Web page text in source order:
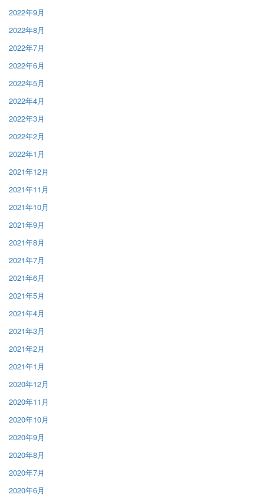
2022年9月
2022年8月
2022年7月
2022年6月
2022年5月
2022年4月
2022年3月
2022年2月
2022年1月
2021年12月
2021年11月
2021年10月
2021年9月
2021年8月
2021年7月
2021年6月
2021年5月
2021年4月
2021年3月
2021年2月
2021年1月
2020年12月
2020年11月
2020年10月
2020年9月
2020年8月
2020年7月
2020年6月